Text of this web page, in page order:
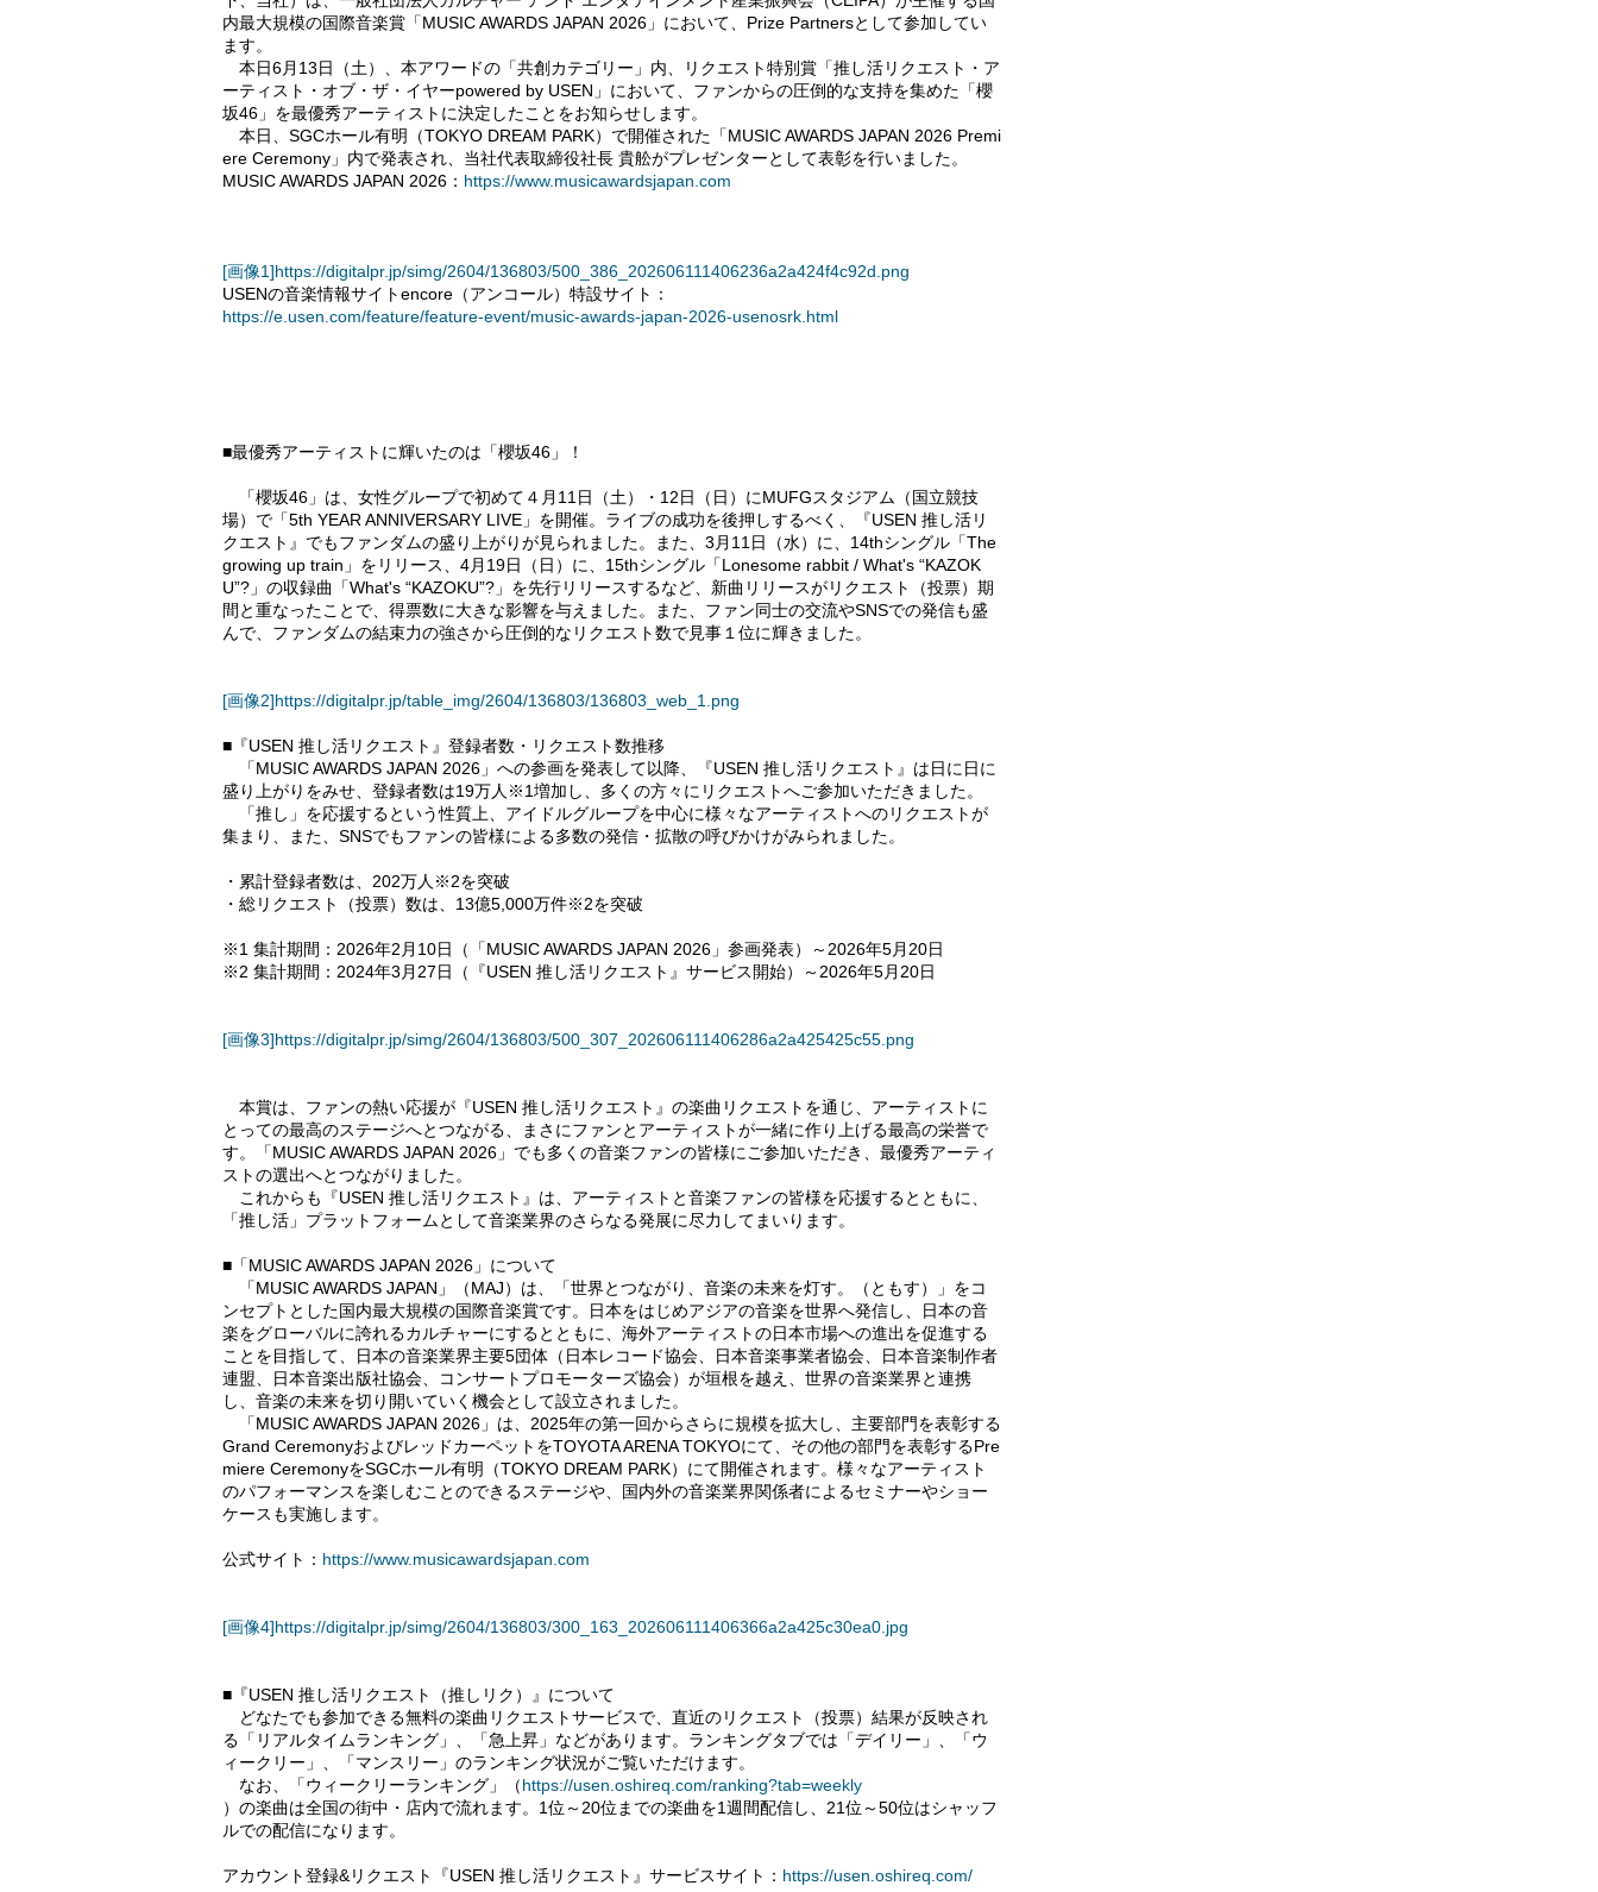
内最大規模の国際音楽賞「MUSIC AWARDS JAPAN 2026」において、Prize Partnersとして参加してい
ます。
本日6月13日（土）、本アワードの「共創カテゴリー」内、リクエスト特別賞「推し活リクエスト・ア
ーティスト・オブ・ザ・イヤーpowered by USEN」において、ファンからの圧倒的な支持を集めた「櫻
坂46」を最優秀アーティストに決定したことをお知らせします。
本日、SGCホール有明（TOKYO DREAM PARK）で開催された「MUSIC AWARDS JAPAN 2026 Premi
ere Ceremony」内で発表され、当社代表取締役社長 貴舩がプレゼンターとして表彰を行いました。
MUSIC AWARDS JAPAN 2026： https://www.musicawardsjapan.com
[画像1]https://digitalpr.jp/simg/2604/136803/500_386_202606111406236a2a424f4c92d.png
USENの音楽情報サイトencore（アンコール）特設サイト：
https://e.usen.com/feature/feature-event/music-awards-japan-2026-usenosrk.html
■最優秀アーティストに輝いたのは「櫻坂46」！
「櫻坂46」は、女性グループで初めて４月11日（土）・12日（日）にMUFGスタジアム（国立競技
場）で「5th YEAR ANNIVERSARY LIVE」を開催。ライブの成功を後押しするべく、『USEN 推し活リ
クエスト』でもファンダムの盛り上がりが見られました。また、3月11日（水）に、14thシングル「The
growing up train」をリリース、4月19日（日）に、15thシングル「Lonesome rabbit / What's “KAZOK
U”?」の収録曲「What's “KAZOKU”?」を先行リリースするなど、新曲リリースがリクエスト（投票）期
間と重なったことで、得票数に大きな影響を与えました。また、ファン同士の交流やSNSでの発信も盛
んで、ファンダムの結束力の強さから圧倒的なリクエスト数で見事１位に輝きました。
[画像2]https://digitalpr.jp/table_img/2604/136803/136803_web_1.png
■『USEN 推し活リクエスト』登録者数・リクエスト数推移
「MUSIC AWARDS JAPAN 2026」への参画を発表して以降、『USEN 推し活リクエスト』は日に日に
盛り上がりをみせ、登録者数は19万人※1増加し、多くの方々にリクエストへご参加いただきました。
「推し」を応援するという性質上、アイドルグループを中心に様々なアーティストへのリクエストが
集まり、また、SNSでもファンの皆様による多数の発信・拡散の呼びかけがみられました。
・累計登録者数は、202万人※2を突破
・総リクエスト（投票）数は、13億5,000万件※2を突破
※1 集計期間：2026年2月10日（「MUSIC AWARDS JAPAN 2026」参画発表）～2026年5月20日
※2 集計期間：2024年3月27日（『USEN 推し活リクエスト』サービス開始）～2026年5月20日
[画像3]https://digitalpr.jp/simg/2604/136803/500_307_202606111406286a2a425425c55.png
本賞は、ファンの熱い応援が『USEN 推し活リクエスト』の楽曲リクエストを通じ、アーティストに
とっての最高のステージへとつながる、まさにファンとアーティストが一緒に作り上げる最高の栄誉で
す。「MUSIC AWARDS JAPAN 2026」でも多くの音楽ファンの皆様にご参加いただき、最優秀アーティ
ストの選出へとつながりました。
これからも『USEN 推し活リクエスト』は、アーティストと音楽ファンの皆様を応援するとともに、
「推し活」プラットフォームとして音楽業界のさらなる発展に尽力してまいります。
■「MUSIC AWARDS JAPAN 2026」について
「MUSIC AWARDS JAPAN」（MAJ）は、「世界とつながり、音楽の未来を灯す。（ともす）」をコ
ンセプトとした国内最大規模の国際音楽賞です。日本をはじめアジアの音楽を世界へ発信し、日本の音
楽をグローバルに誇れるカルチャーにするとともに、海外アーティストの日本市場への進出を促進する
ことを目指して、日本の音楽業界主要5団体（日本レコード協会、日本音楽事業者協会、日本音楽制作者
連盟、日本音楽出版社協会、コンサートプロモーターズ協会）が垣根を越え、世界の音楽業界と連携
し、音楽の未来を切り開いていく機会として設立されました。
「MUSIC AWARDS JAPAN 2026」は、2025年の第一回からさらに規模を拡大し、主要部門を表彰する
Grand CeremonyおよびレッドカーペットをTOYOTA ARENA TOKYOにて、その他の部門を表彰するPre
miere CeremonyをSGCホール有明（TOKYO DREAM PARK）にて開催されます。様々なアーティスト
のパフォーマンスを楽しむことのできるステージや、国内外の音楽業界関係者によるセミナーやショー
ケースも実施します。
公式サイト： https://www.musicawardsjapan.com
[画像4]https://digitalpr.jp/simg/2604/136803/300_163_202606111406366a2a425c30ea0.jpg
■『USEN 推し活リクエスト（推しリク）』について
どなたでも参加できる無料の楽曲リクエストサービスで、直近のリクエスト（投票）結果が反映され
る「リアルタイムランキング」、「急上昇」などがあります。ランキングタブでは「デイリー」、「ウ
ィークリー」、「マンスリー」のランキング状況がご覧いただけます。
なお、「ウィークリーランキング」（https://usen.oshireq.com/ranking?tab=weekly
）の楽曲は全国の街中・店内で流れます。1位～20位までの楽曲を1週間配信し、21位～50位はシャッフ
ルでの配信になります。
アカウント登録&リクエスト『USEN 推し活リクエスト』サービスサイト： https://usen.oshireq.com/